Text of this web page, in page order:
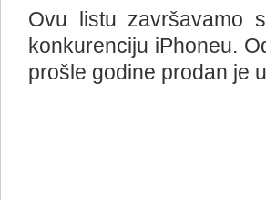
Ovu listu završavamo
konkurenciju iPhoneu.
prošle godine prodan je